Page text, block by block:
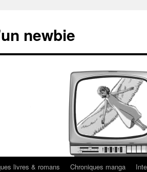
newbie
livres & romans Chroniques manga